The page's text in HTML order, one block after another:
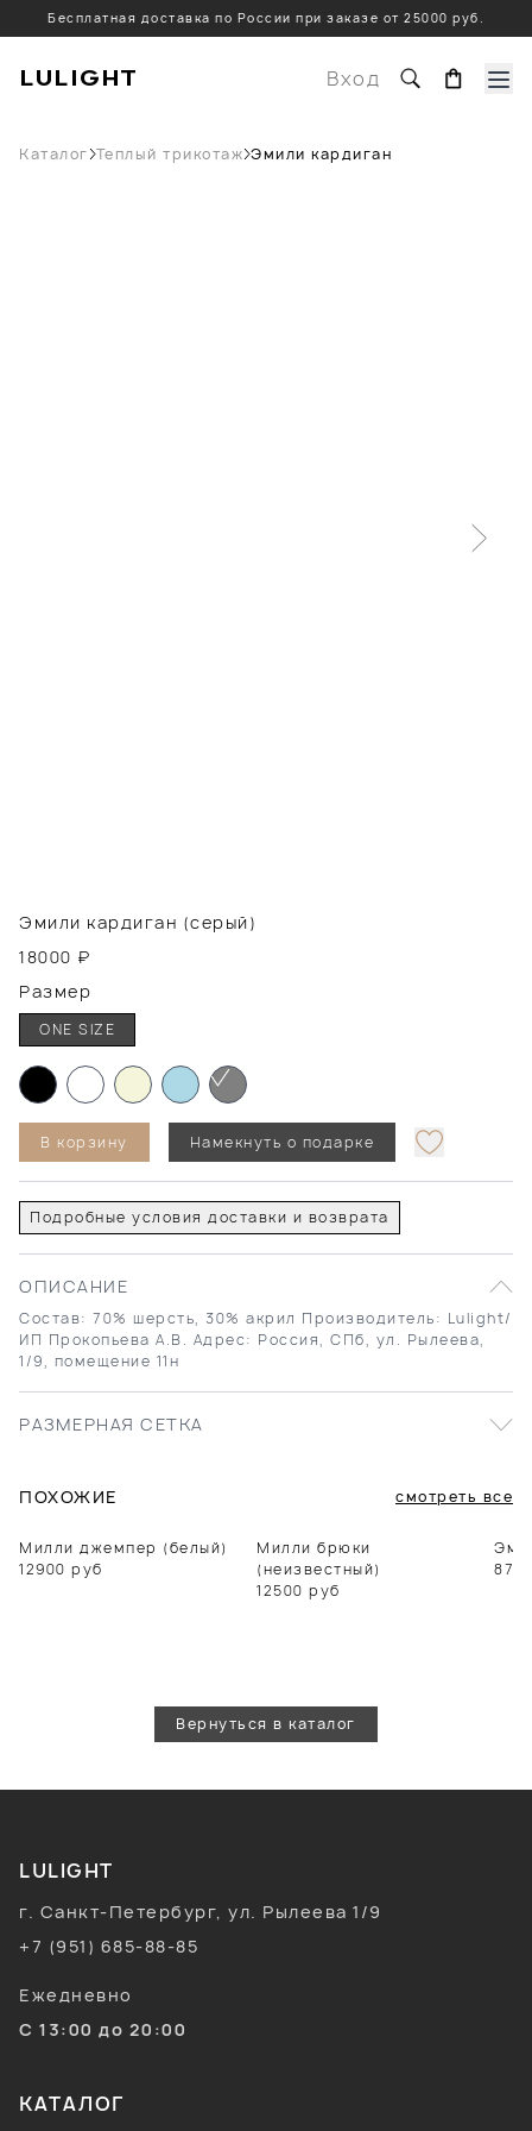
Бесплатная доставка по России при заказе от 25000 руб.
LULIGHT Вход
Каталог Теплый трикотаж Эмили кардиган
Эмили кардиган (серый)
18000 ₽
Размер
ONE SIZE
В корзину Намекнуть о подарке
Подробные условия доставки и возврата
ОПИСАНИЕ
Состав: 70% шерсть, 30% акрил Производитель: Lulight/
ИП Прокопьева А.В. Адрес: Россия, СПб, ул. Рылеева,
1/9, помещение 11н
РАЗМЕРНАЯ СЕТКА
ПОХОЖИЕ смотреть все
Милли джемпер (белый)
12900 руб
Милли брюки
(неизвестный)
12500 руб
Вернуться в каталог
LULIGHT
г. Санкт-Петербург, ул. Рылеева 1/9
+7 (951) 685-88-85
Ежедневно
С 13:00 до 20:00
КАТАЛОГ